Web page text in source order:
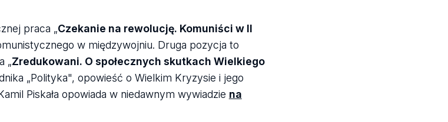
praca „Czekanie na rewolucję. Komuniści w II
w międzywojniu. Druga pozycja to
„Zredukowani. O społecznych skutkach Wielkiego
„Polityka", opowieść o Wielkim Kryzysie i jego
Piskała opowiada w niedawnym wywiadzie na